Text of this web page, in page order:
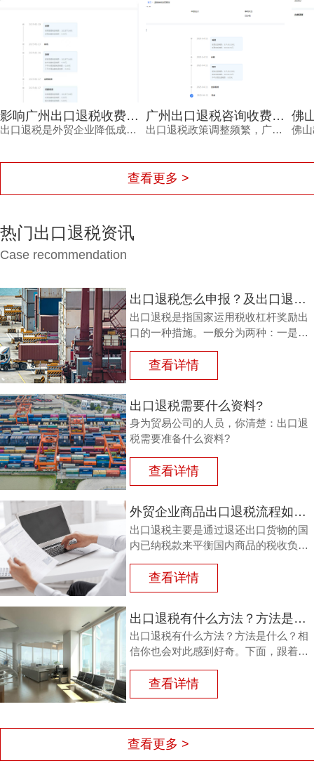
影响广州出口退税收费的四个关键维度，出口企业要看清
出口退税是外贸企业降低成本、加速资金周转的重要政策工具，但价格核算与收费逻辑常让企业困惑。本文梳理影响广州出口退税收费的四个业务维度，结合申报风险与常见误区，帮助企业看清收费背后的专业价值，找到稳妥可靠的退税服务伙伴。
广州出口退税咨询收费大起底：高报价与低报价背后差在哪
出口退税政策调整频繁，广州出口退税咨询收费从几千到几万不等，背后差异在服务深度与专业能力。本文结合2024年出口退税新政，梳理收费影响因素、价格核算常见风险，并给出鸿裕财税的透明报价方案。
查看更多 >
热门出口退税资讯
Case recommendation
出口退税怎么申报？及出口退税怎么进行填写增值税申报表?
出口退税是指国家运用税收杠杆奖励出
口的一种措施。一般分为两种：一是退
或半成品，加工制成产品出口时，退还
其已纳的进口税。
查看详情
出口退税需要什么资料?
身为贸易公司的人员，你清楚：出口退
税需要准备什么资料?
查看详情
外贸企业商品出口退税流程如何？鸿裕以鞋业公司申请出口退税为例
出口退税主要是通过退还出口货物的国
内已纳税款来平衡国内商品的税收负
品出口退税流程如何？能退多少？广州
鸿裕财税以下用案例说明。
查看详情
出口退税有什么方法？方法是什么？
出口退税有什么方法？方法是什么？相
信你也会对此感到好奇。下面，跟着广
查看详情
查看更多 >